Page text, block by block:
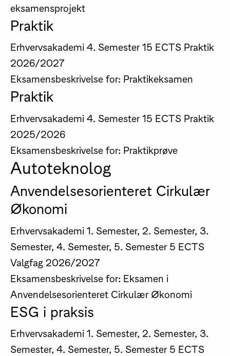
eksamensprojekt
Praktik
Erhvervsakademi 4. Semester 15 ECTS Praktik
2026/2027
Eksamensbeskrivelse for: Praktikeksamen
Praktik
Erhvervsakademi 4. Semester 15 ECTS Praktik
2025/2026
Eksamensbeskrivelse for: Praktikprøve
Autoteknolog
Anvendelsesorienteret Cirkulær
Økonomi
Erhvervsakademi 1. Semester, 2. Semester, 3.
Semester, 4. Semester, 5. Semester 5 ECTS
Valgfag 2026/2027
Eksamensbeskrivelse for: Eksamen i
Anvendelsesorienteret Cirkulær Økonomi
ESG i praksis
Erhvervsakademi 1. Semester, 2. Semester, 3.
Semester, 4. Semester, 5. Semester 5 ECTS